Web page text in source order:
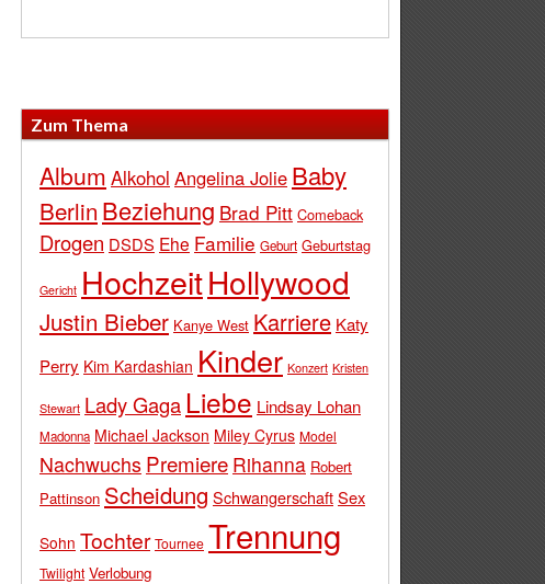
Zum Thema
Album Alkohol Angelina Jolie Baby
Berlin Beziehung Brad Pitt Comeback
Drogen DSDS Ehe Familie Geburt Geburtstag
Gericht HochzeitHollywood
Justin Bieber Kanye West Karriere Katy
Perry Kim Kardashian Kinder Konzert Kristen
Stewart Lady Gaga Liebe Lindsay Lohan
Madonna Michael Jackson Miley Cyrus Model
Nachwuchs Premiere Rihanna Robert
Pattinson Scheidung SchwangerschaftSex
Sohn Tochter Tournee Trennung
Twilight Verlobung